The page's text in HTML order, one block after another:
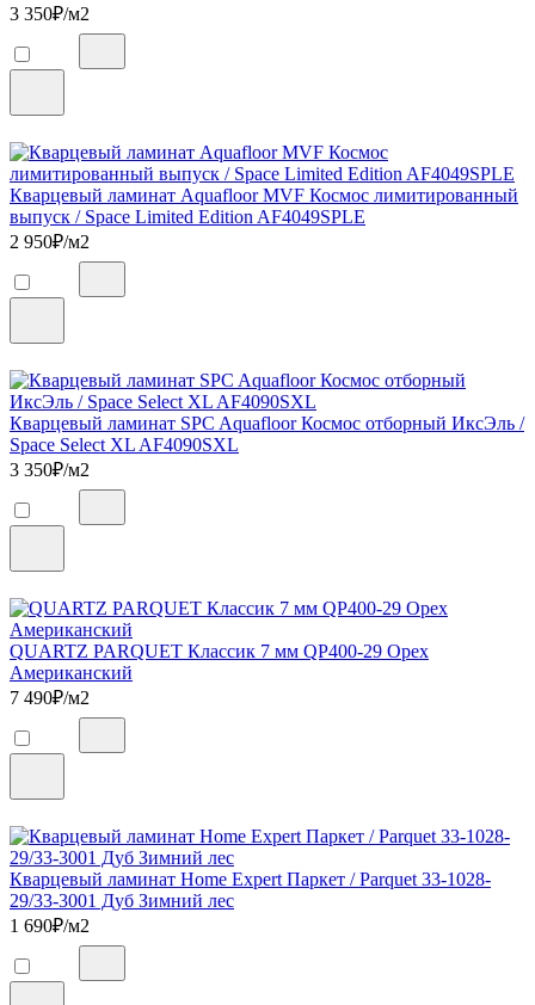
3 350₽/м2
Кварцевый ламинат Aquafloor MVF Космос лимитированный
выпуск / Space Limited Edition AF4049SPLE
2 950₽/м2
Кварцевый ламинат SPC Aquafloor Космос отборный ИксЭль /
Space Select XL AF4090SXL
3 350₽/м2
QUARTZ PARQUET Классик 7 мм QP400-29 Орех
Американский
7 490₽/м2
Кварцевый ламинат Home Expert Паркет / Parquet 33-1028-
29/33-3001 Дуб Зимний лес
1 690₽/м2